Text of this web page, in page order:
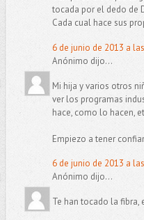
tocada por el dedo de
Cada cual hace sus
6 de junio de 2013 a
Anónimo dijo...
Mi hija y varios otros
ver los programas
hace, como lo hacen,
Empiezo a tener
6 de junio de 2013 a
Anónimo dijo...
Te han tocado la fibra,